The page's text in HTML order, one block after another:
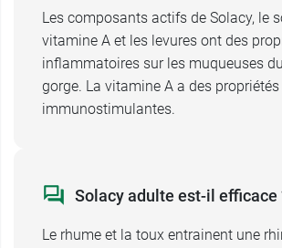
Solacy adulte ne doit jamais être
femme enceinte (risque tératogène
surdosage en vitamine A) ou
d'hypervitaminose A chez le bébé)
médical.
indésirables chez certaines
Les composants actifs de Solacy, le
vitamine A et les levures ont des
inflammatoires sur les muqueuses
gorge. La vitamine A a des propriétés
immunostimulantes.
Solacy adulte est-il efficace
Le rhume et la toux entrainent une